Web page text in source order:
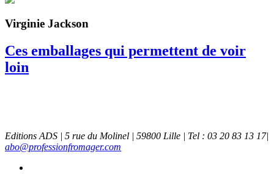
Virginie Jackson
Ces emballages qui permettent de voir
loin
Editions ADS | 5 rue du Molinel | 59800 Lille | Tel : 03 20 83 13 17|
abo@professionfromager.com